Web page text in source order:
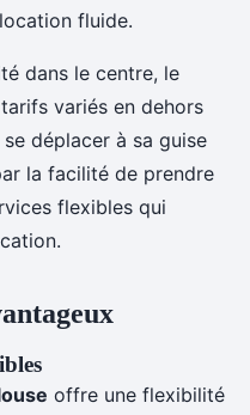
fluide.
dans le centre, le
variés en dehors
déplacer à sa guise
la facilité de prendre
flexibles qui
offre une flexibilité